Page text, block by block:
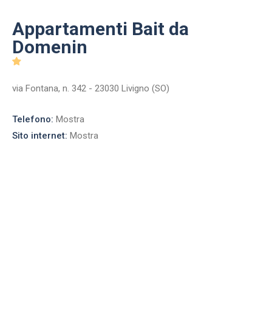
Appartamenti Bait da
Domenin
via Fontana, n. 342 - 23030 Livigno (SO)
Telefono: Mostra
Sito internet: Mostra